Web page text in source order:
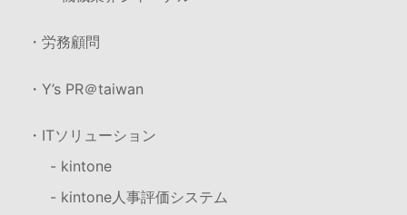
・労務顧問
・Y’s PR＠taiwan
・ITソリューション
- kintone
- kintone人事評価システム